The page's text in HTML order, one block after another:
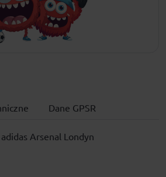
Dane GPSR
Arsenal Londyn